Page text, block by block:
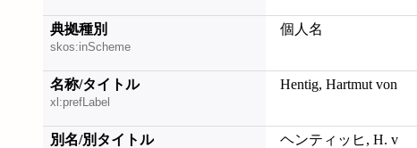
典拠種別
skos:inScheme
個人名
名称/タイトル
xl:prefLabel
Hentig, Hartmut von
別名/別タイトル ヘンティッヒ, H. v